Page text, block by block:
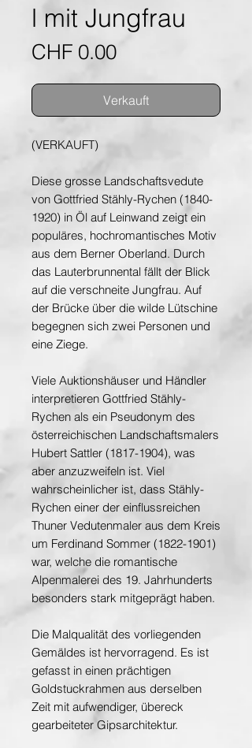
l mit Jungfrau
CHF 0.00Preis
Verkauft
(VERKAUFT)
Diese grosse Landschaftsvedute
von Gottfried Stähly-Rychen (1840-
1920) in Öl auf Leinwand zeigt ein
populäres, hochromantisches Motiv
aus dem Berner Oberland. Durch
das Lauterbrunnental fällt der Blick
auf die verschneite Jungfrau. Auf
der Brücke über die wilde Lütschine
begegnen sich zwei Personen und
eine Ziege.
Viele Auktionshäuser und Händler
interpretieren Gottfried Stähly-
Rychen als ein Pseudonym des
österreichischen Landschaftsmalers
Hubert Sattler (1817-1904), was
aber anzuzweifeln ist. Viel
wahrscheinlicher ist, dass Stähly-
Rychen einer der einflussreichen
Thuner Vedutenmaler aus dem Kreis
um Ferdinand Sommer (1822-1901)
war, welche die romantische
Alpenmalerei des 19. Jahrhunderts
besonders stark mitgeprägt haben.
Die Malqualität des vorliegenden
Gemäldes ist hervorragend. Es ist
gefasst in einen prächtigen
Goldstuckrahmen aus derselben
Zeit mit aufwendiger, übereck
gearbeiteter Gipsarchitektur.